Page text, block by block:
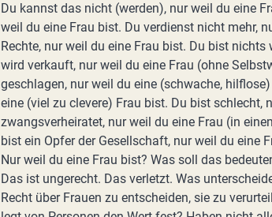
Du kannst das nicht (werden), nur weil du eine
weil du eine Frau bist. Du verdienst nicht mehr,
Rechte, nur weil du eine Frau bist. Du bist
wird verkauft, nur weil du eine Frau (ohne
geschlagen, nur weil du eine (schwache,
eine (viel zu clevere) Frau bist. Du bist
zwangsverheiratet, nur weil du eine Frau (in
bist ein Opfer der Gesellschaft, nur weil du eine
Nur weil du eine Frau bist? Was soll das
Das ist ungerecht. Das verletzt. Was
Recht über Frauen zu entscheiden, sie zu